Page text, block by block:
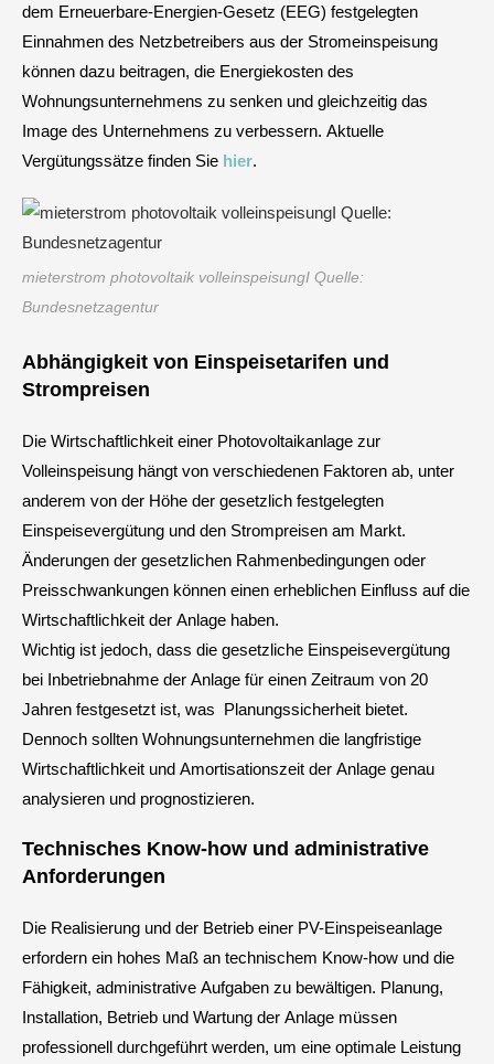
dem Erneuerbare-Energien-Gesetz (EEG) festgelegten
Einnahmen des Netzbetreibers aus der Stromeinspeisung
können dazu beitragen, die Energiekosten des
Wohnungsunternehmens zu senken und gleichzeitig das
Image des Unternehmens zu verbessern. Aktuelle
Vergütungssätze finden Sie hier.
mieterstrom photovoltaik volleinspeisungI Quelle:
Bundesnetzagentur
Abhängigkeit von Einspeisetarifen und
Strompreisen
Die Wirtschaftlichkeit einer Photovoltaikanlage zur
Volleinspeisung hängt von verschiedenen Faktoren ab, unter
anderem von der Höhe der gesetzlich festgelegten
Einspeisevergütung und den Strompreisen am Markt.
Änderungen der gesetzlichen Rahmenbedingungen oder
Preisschwankungen können einen erheblichen Einfluss auf die
Wirtschaftlichkeit der Anlage haben.
Wichtig ist jedoch, dass die gesetzliche Einspeisevergütung
bei Inbetriebnahme der Anlage für einen Zeitraum von 20
Jahren festgesetzt ist, was Planungssicherheit bietet.
Dennoch sollten Wohnungsunternehmen die langfristige
Wirtschaftlichkeit und Amortisationszeit der Anlage genau
analysieren und prognostizieren.
Technisches Know-how und administrative
Anforderungen
Die Realisierung und der Betrieb einer PV-Einspeiseanlage
erfordern ein hohes Maß an technischem Know-how und die
Fähigkeit, administrative Aufgaben zu bewältigen. Planung,
Installation, Betrieb und Wartung der Anlage müssen
professionell durchgeführt werden, um eine optimale Leistung